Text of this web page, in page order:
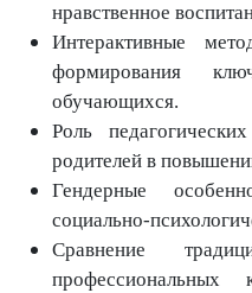
нравственное
Интерактивные
формирования
обучающихся.
Роль
родителей в
Гендерные
социально-
Сравнение
профессиональных